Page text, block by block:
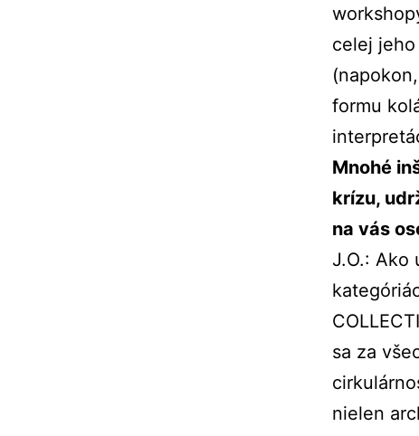
celej
formu
Mnohé
krízu,
na vás
J.O.: Ako
sa za
nielen